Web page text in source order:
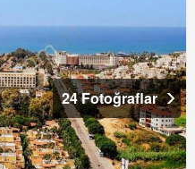
24 Fotoğraflar